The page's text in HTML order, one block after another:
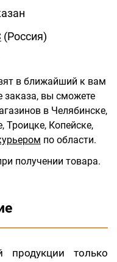
(Россия)
в ближайший к вам
заказа, вы сможете
в Челябинске,
Копейске,
по области.
получении товара.
продукции только